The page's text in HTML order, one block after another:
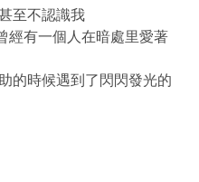
至不認識我
經有一個人在暗處里愛著
的時候遇到了閃閃發光的